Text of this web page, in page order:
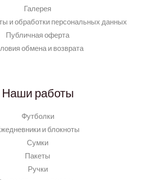
Галерея
и обработки персональных данных
Публичная оферта
обмена и возврата
Наши работы
Футболки
и блокноты
Сумки
Пакеты
Ручки